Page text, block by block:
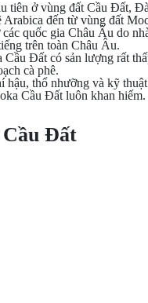
tiên ở vùng đất Cầu Đất,
Arabica đến từ vùng đất
quốc gia Châu Âu do
trên toàn Châu Âu.
Cầu Đất có sản lượng rất
cà phê.
thổ nhưỡng và kỹ
Cầu Đất luôn khan
Cầu Đất